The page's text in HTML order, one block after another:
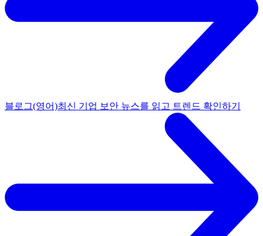
블로그(영어)최신 기업 보안 뉴스를 읽고 트렌드 확인하기